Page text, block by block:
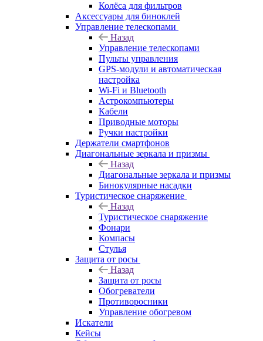
Колёса для фильтров
Аксессуары для биноклей
Управление телескопами
Назад
Управление телескопами
Пульты управления
GPS-модули и автоматическая
настройка
Wi-Fi и Bluetooth
Астрокомпьютеры
Кабели
Приводные моторы
Ручки настройки
Держатели смартфонов
Диагональные зеркала и призмы
Назад
Диагональные зеркала и призмы
Бинокулярные насадки
Туристическое снаряжение
Назад
Туристическое снаряжение
Фонари
Компасы
Стулья
Защита от росы
Назад
Защита от росы
Обогреватели
Противоросники
Управление обогревом
Искатели
Кейсы